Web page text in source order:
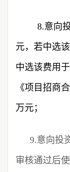
8.意向
元，若中选
中选该费用
《项目招商
万元；
9.意向投
审核通过后使